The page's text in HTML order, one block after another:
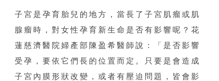
子宮是孕育胎兒的地方，當長了子宮肌瘤或肌
腺瘤時，對女性孕育新生命是否有影響呢？花
蓮慈濟醫院婦產部陳盈希醫師說：「是否影響
受孕，要依它們長的位置而定。只要是會造成
子宮內膜形狀改變，或者有壓迫問題，皆會影